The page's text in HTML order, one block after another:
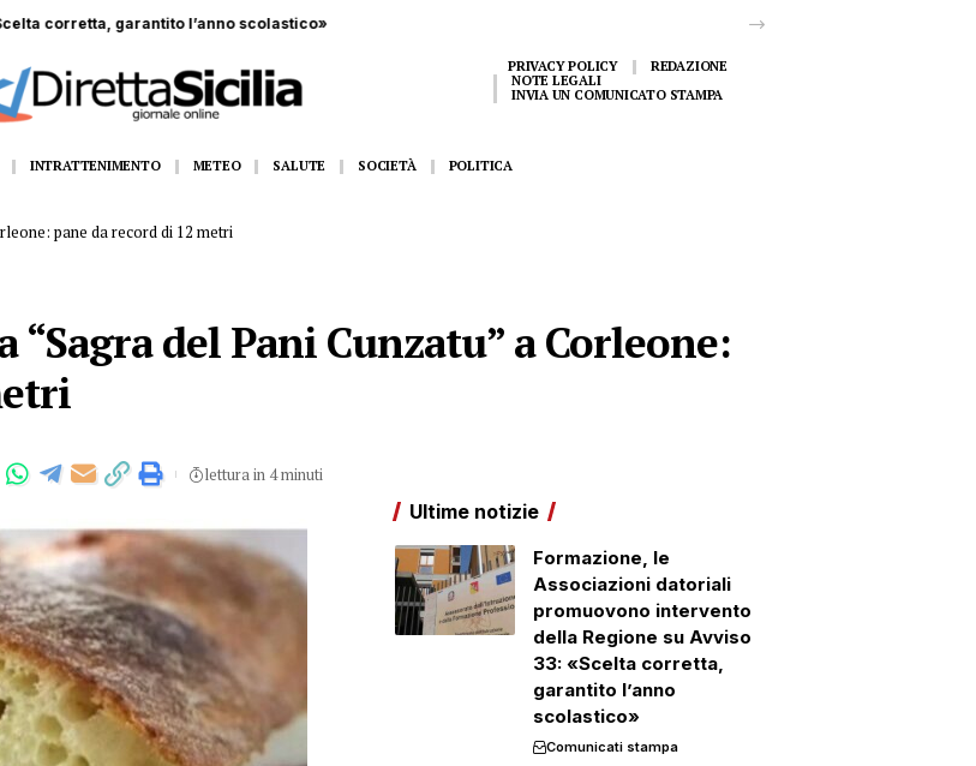
di scooter elettrici venduti come bici
PRIVACY POLICY
REDAZIONE
NOTE LEGALI
INVIA UN COMUNICATO STAMPA
INTRATTENIMENTO METEO SALUTE SOCIETÀ POLITICA
pane da record di 12 metri
del Pani Cunzatu” a Corleone:
lettura in 4 minuti
Ultime notizie
Formazione, le
Associazioni datoriali
promuovono intervento
della Regione su Avviso
33: «Scelta corretta,
garantito l’anno
scolastico»
Comunicati stampa